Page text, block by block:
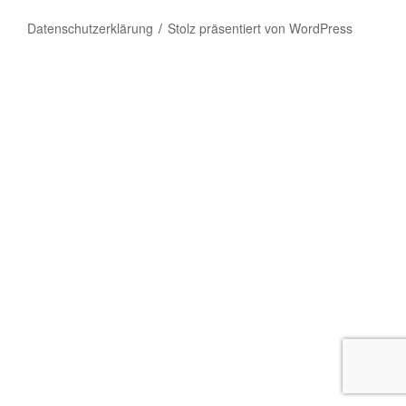
Datenschutzerklärung Stolz präsentiert von WordPress